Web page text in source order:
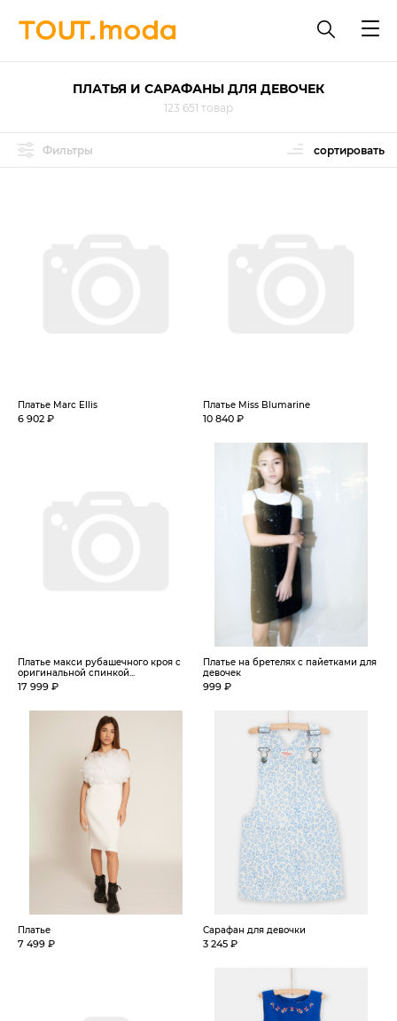
ПЛАТЬЯ И САРАФАНЫ ДЛЯ ДЕВОЧЕК
123 651 товар
Фильтры сортировать
Платье Marc Ellis
6 902 ₽
Платье Miss Blumarine
10 840 ₽
Платье макси рубашечного кроя с
оригинальной спинкой...
17 999 ₽
Платье на бретелях с пайетками для
девочек
999 ₽
Платье
7 499 ₽
Сарафан для девочки
3 245 ₽